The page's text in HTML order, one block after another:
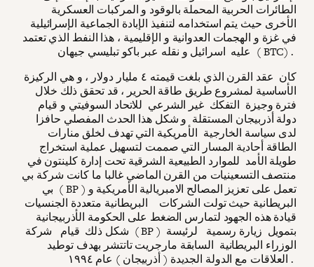
الطائرات الحربية المحملة بالوقود و المركبات العسكرية
الأخرى حيث يتم استخدامه لتنفيذ الإبادة الجماعية الإسرائيلية
في غزة و الهجمات العدوانية و الإقليمية ، هذا النفط الذي تعتمد
عليه اسرائيل و نقله عبر باكو تبليسي جيهان ( BTC) .
كان عقد القرن الذي بلغت قيمته ٤ مليار دولار ، و هي الركيزة
الأساسية لمشروع طريق طاقة الحرير ، قد تحقق ذلك خلال
فترة وجيزة التفكك غير الشرعي للاتحاد السوفيتي و قيام
دولة أذربيجان المستقلة و شكل هذا الحدث المفصلي حافزا
لدى سياسة الخارجية الأمريكية التي تهدف لخلق منارات
الطاقة أحادية المسار التي صممت لتسهيل عملية استخراج
طويلة الأمد للموارد الطبيعية الشرقية تحت إدارة كلينتون في
منتصف التسعينيات من القرن الماضي غالبا ما كانت شركة بي
بي ( BP ) تعمل على تعزيز المصالح الامبريالية الأمريكية و
البريطانية حيث تولت الشركات البريطانية متعددة الجنسيات
قيادة هذه الجهود لتمارس الضغط على الحكومة الأذربيجانية
شكل ذلك قيام شركة ( BP ) بتمويل زيارة رسمية لرئيسة
الوزراء البريطانية السابقة مارجريت تاتتشر بهدف توطيد
العلاقات مع الدولة الجديدة ( أذربيجان ) عام ١٩٩٤ .